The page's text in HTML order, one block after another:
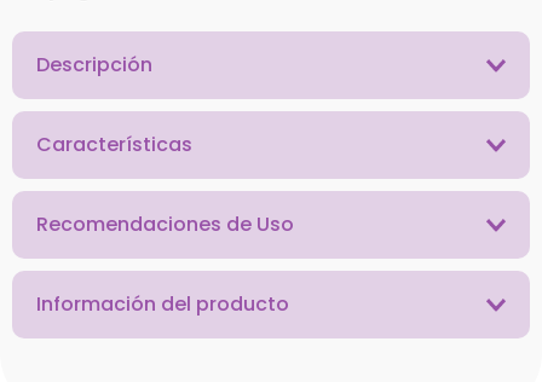
Descripción
Características
Recomendaciones de Uso
Información del producto